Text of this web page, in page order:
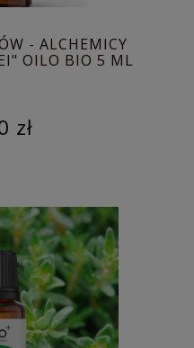
- ALCHEMICY
OILO BIO 5 ML
zł